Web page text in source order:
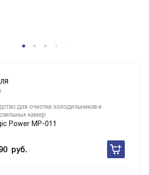
для очистки холодильников и
камер
Power MP-011
руб.